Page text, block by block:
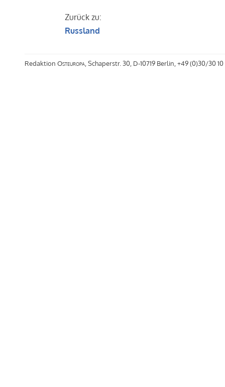
Zurück zu:
Russland
Redaktion Osteuropa , Schaperstr. 30, D-10719 Berlin, +49 (0)30/30